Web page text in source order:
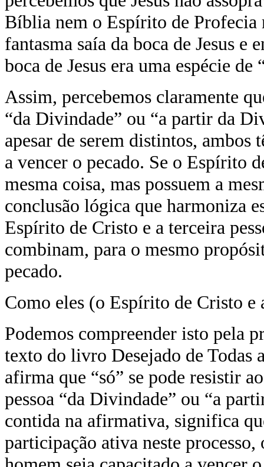
Bíblia nem o Espírito de Profecia
fantasma saía da boca de Jesus e
boca de Jesus era uma espécie de
Assim, percebemos claramente
“da Divindade” ou “a partir da
apesar de serem distintos, ambos
a vencer o pecado. Se o Espírito
mesma coisa, mas possuem a
conclusão lógica que harmoniza
Espírito de Cristo e a terceira
combinam, para o mesmo
pecado.
Como eles (o Espírito de Cristo e
Podemos compreender isto pela
texto do livro Desejado de Todas
afirma que “só” se pode resistir
pessoa “da Divindade” ou “a
contida na afirmativa, significa
participação ativa neste processo,